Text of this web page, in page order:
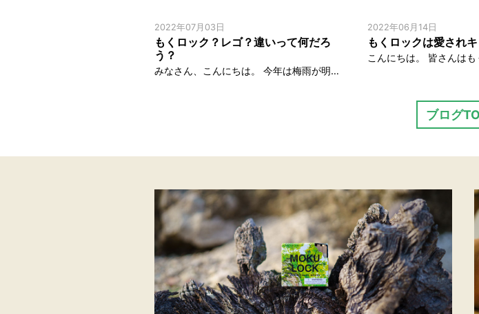
2022年07月03日
もくロック？レゴ？違いって何だろ
う？
みなさん、こんにちは。 今年は梅雨が明けるのが早く、夏の訪れが早く、毎日暑いけど「もう夏って呼んで良いのかな？」と、ついつい考えてしまいます。そんな僕の調子も少し狂っていますが、もっと大きな地球のエコシステムもやはり何か […]
2022年06月14日
もくロックは愛され
ブログ